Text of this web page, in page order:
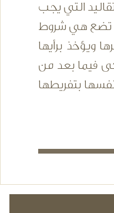
التي يجب
تضع هي شروط
ويؤخذ برأيها
فيما بعد من
بتفريطها